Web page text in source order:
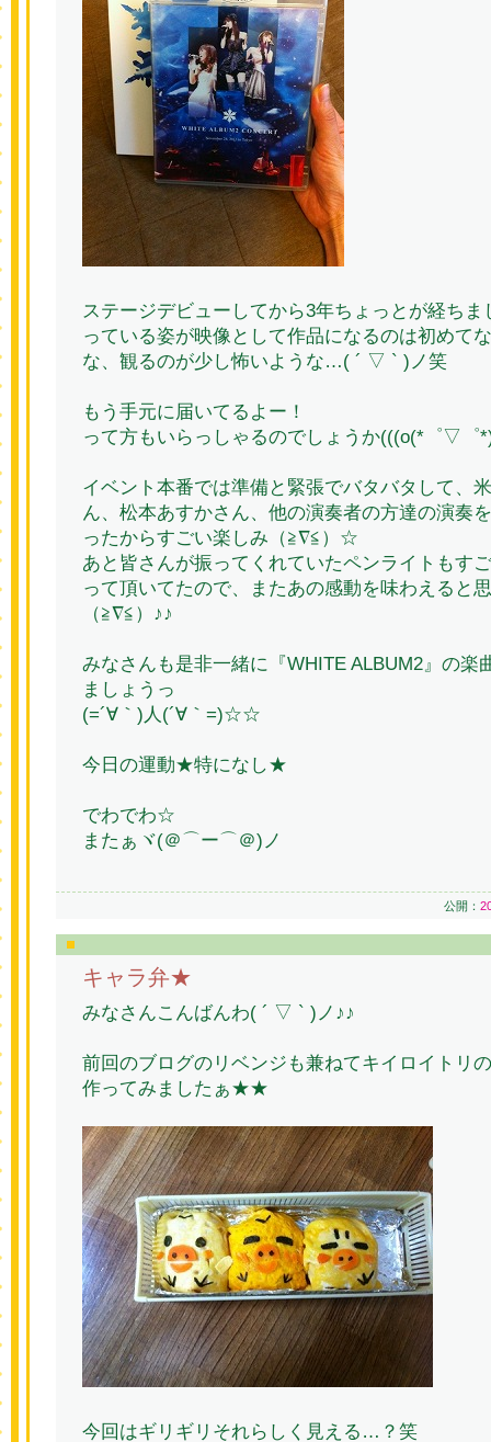
ステージデビューしてから3年ちょっとが経ちま
っている姿が映像として作品になるのは初めて
な、観るのが少し怖いような…( ´ ▽ ` )ノ笑
もう手元に届いてるよー！
って方もいらっしゃるのでしょうか(((o(*゜▽゜
イベント本番では準備と緊張でバタバタして、
ん、松本あすかさん、他の演奏者の方達の演奏
ったからすごい楽しみ（≧∇≦）☆
あと皆さんが振ってくれていたペンライトもす
って頂いてたので、またあの感動を味わえると
（≧∇≦）♪♪
みなさんも是非一緒に『WHITE ALBUM2』の楽
ましょうっ
(=´∀｀)人(´∀｀=)☆☆
今日の運動★特になし★
でわでわ☆
またぁヾ(＠⌒ー⌒＠)ノ
公開：
キャラ弁★
みなさんこんばんわ( ´ ▽ ` )ノ♪♪
前回のブログのリベンジも兼ねてキイロイトリ
作ってみましたぁ★★
今回はギリギリそれらしく見える…？笑